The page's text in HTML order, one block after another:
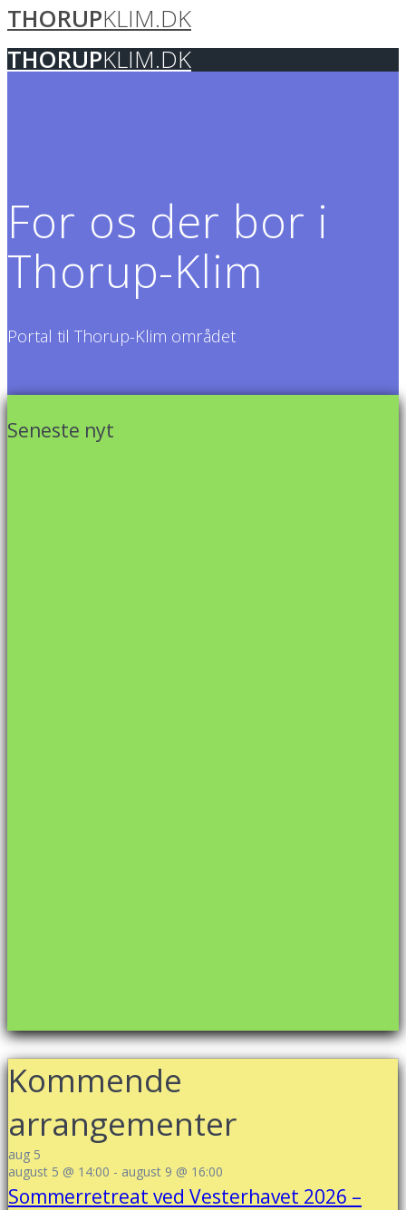
Skip
to
content
THORUPKLIM.DK
THORUPKLIM.DK
For os der bor i
Thorup-Klim
Portal til Thorup-Klim området
Seneste nyt
Kommende
arrangementer
aug 5
august 5 @ 14:00 - august 9 @ 16:00
Sommerretreat ved Vesterhavet 2026 –